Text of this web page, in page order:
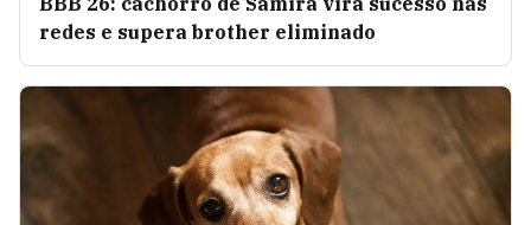
redes e supera brother eliminado